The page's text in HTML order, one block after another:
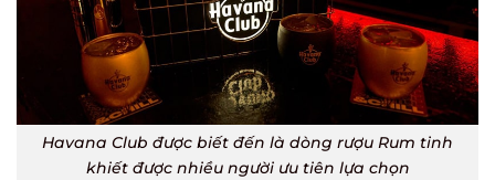
Havana Club được biết đến là dòng rượu Rum tinh
khiết được nhiều người ưu tiên lựa chọn